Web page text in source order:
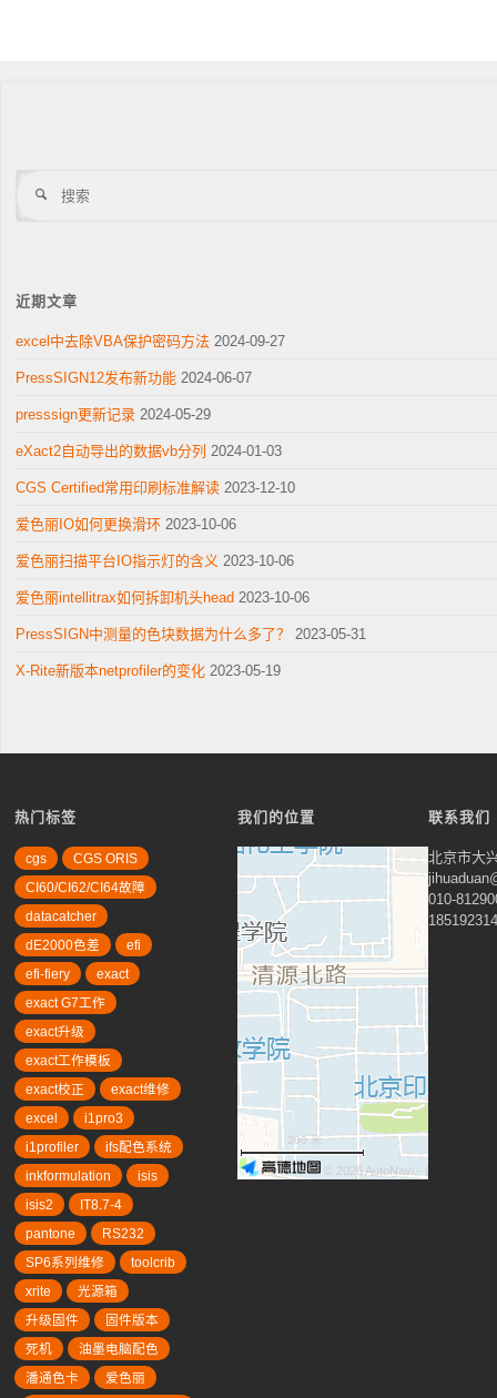
搜
近期文章
excel中去除VBA保护密码方法 2024-09-27
PressSIGN12发布新功能 2024-06-07
presssign更新记录 2024-05-29
eXact2自动导出的数据vb分列 2024-01-03
CGS Certified常用印刷标准解读 2023-12-10
爱色丽IO如何更换滑环 2023-10-06
爱色丽扫描平台IO指示灯的含义 2023-10-06
爱色丽intellitrax如何拆卸机头head 2023-10-06
PressSIGN中测量的色块数据为什么多了？ 2023-05-31
X-Rite新版本netprofiler的变化 2023-05-19
热门标签
cgs
CGS ORIS
CI60/CI62/CI64故障
datacatcher
dE2000色差
efi
efi-fiery
exact
exact G7工作
exact升级
exact工作模板
exact校正
exact维修
excel
i1pro3
i1profiler
ifs配色系统
inkformulation
isis
isis2
IT8.7-4
pantone
RS232
SP6系列维修
toolcrib
xrite
光源箱
升级固件
固件版本
死机
油墨电脑配色
潘通色卡
爱色丽
我们的位置
200 米
© 2026 AutoNavi-
联系我们
北京市大
010-